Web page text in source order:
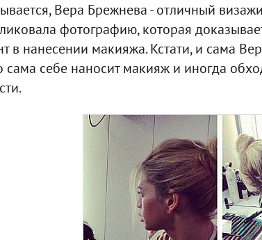
Вера Брежнева - отличный
фотографию, которая
в нанесении макияжа. Кстати, и сама
сама себе наносит макияж и иногда